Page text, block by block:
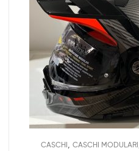
CASCHI CASCHI MODULARI